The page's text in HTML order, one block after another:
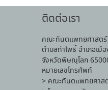
ติดต่อเรา
คณะทันตแพทยศาสตร์
ตำบลท่าโพธิ์ อำเภอเมือ
จังหวัดพิษณุโลก
หมายเลขโทรศัพท์
> คณะทันตแพทยศาส